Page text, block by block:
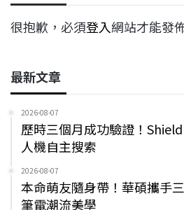
很抱歉，必須登入網站才能發
最新文章
2026-08-07
歷時三個月成功驗證！
人機自主搜索
2026-08-07
本命萌友隨身帶！華碩攜手
筆電潮流美學